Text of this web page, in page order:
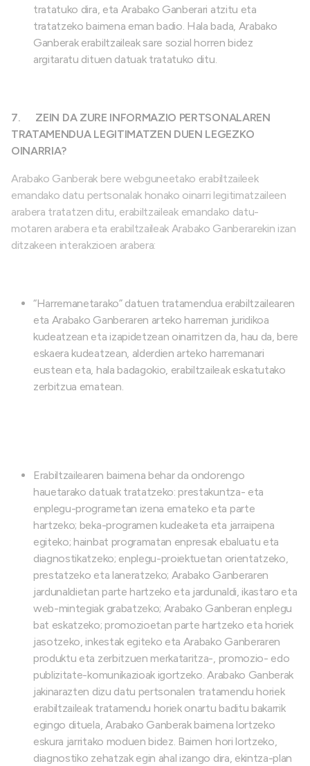
tratatuko dira, eta Arabako Ganberari atzitu eta
tratatzeko baimena eman badio. Hala bada, Arabako
Ganberak erabiltzaileak sare sozial horren bidez
argitaratu dituen datuak tratatuko ditu.
7. ZEIN DA ZURE INFORMAZIO PERTSONALAREN
TRATAMENDUA LEGITIMATZEN DUEN LEGEZKO
OINARRIA?
Arabako Ganberak bere webguneetako erabiltzaileek
emandako datu pertsonalak honako oinarri legitimatzaileen
arabera tratatzen ditu, erabiltzaileak emandako datu-
motaren arabera eta erabiltzaileak Arabako Ganberarekin izan
ditzakeen interakzioen arabera:
“Harremanetarako” datuen tratamendua erabiltzailearen
eta Arabako Ganberaren arteko harreman juridikoa
kudeatzean eta izapidetzean oinarritzen da, hau da, bere
eskaera kudeatzean, alderdien arteko harremanari
eustean eta, hala badagokio, erabiltzaileak eskatutako
zerbitzua ematean.
Erabiltzailearen baimena behar da ondorengo
hauetarako datuak tratatzeko: prestakuntza- eta
enplegu-programetan izena emateko eta parte
hartzeko; beka-programen kudeaketa eta jarraipena
egiteko; hainbat programatan enpresak ebaluatu eta
diagnostikatzeko; enplegu-proiektuetan orientatzeko,
prestatzeko eta laneratzeko; Arabako Ganberaren
jardunaldietan parte hartzeko eta jardunaldi, ikastaro eta
web-mintegiak grabatzeko; Arabako Ganberan enplegu
bat eskatzeko; promozioetan parte hartzeko eta horiek
jasotzeko, inkestak egiteko eta Arabako Ganberaren
produktu eta zerbitzuen merkataritza-, promozio- edo
publizitate-komunikazioak igortzeko. Arabako Ganberak
jakinarazten dizu datu pertsonalen tratamendu horiek
erabiltzaileak tratamendu horiek onartu baditu bakarrik
egingo dituela, Arabako Ganberak baimena lortzeko
eskura jarritako moduen bidez. Baimen hori lortzeko,
diagnostiko zehatzak egin ahal izango dira, ekintza-plan